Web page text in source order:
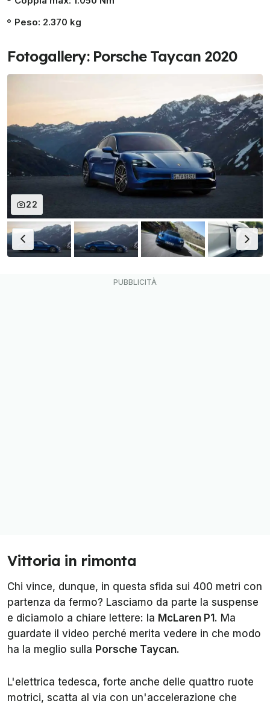
Peso: 2.370 kg
Fotogallery: Porsche Taycan 2020
22
Vittoria in rimonta
Chi vince, dunque, in questa sfida sui 400 metri con
partenza da fermo? Lasciamo da parte la suspense
e diciamolo a chiare lettere: la McLaren P1 . Ma
guardate il video perché merita vedere in che modo
ha la meglio sulla Porsche Taycan.
L'elettrica tedesca, forte anche delle quattro ruote
motrici, scatta al via con un'accelerazione che